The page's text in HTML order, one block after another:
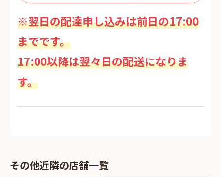
※翌日の配達申し込みは前日の17:00
までです。
17:00以降は翌々日の配送になりま
す。
その他近隣の店舗一覧